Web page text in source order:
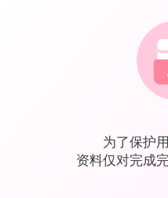
为了保护
资料仅对完成